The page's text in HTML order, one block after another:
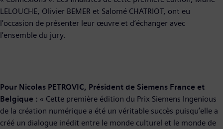
LELOUCHE, Olivier BEMER et Salomé CHATRIOT, ont eu
l’occasion de présenter leur œuvre et d’échanger avec
l’ensemble du jury.
Pour Nicolas PETROVIC, Président de Siemens France et
Belgique : « Cette première édition du Prix Siemens Ingenious
de la création numérique a été un véritable succès puisqu’elle a
créé un dialogue inédit entre le monde culturel et le monde de